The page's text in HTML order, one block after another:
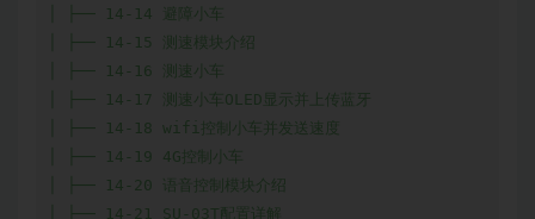
│ ├── 14-14 避障小车
│ ├── 14-15 测速模块介绍
│ ├── 14-16 测速小车
│ ├── 14-17 测速小车OLED显示并上传蓝牙
│ ├── 14-18 wifi控制小车并发送速度
│ ├── 14-19 4G控制小车
│ ├── 14-20 语音控制模块介绍
│ ├── 14-21 SU-03T配置详解